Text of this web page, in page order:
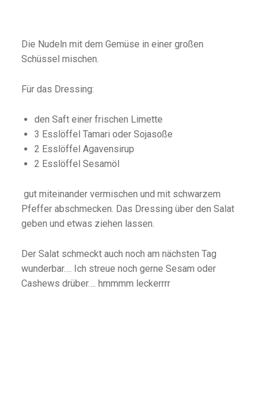
Die Nudeln mit dem Gemüse in einer großen
Schüssel mischen.
Für das Dressing:
den Saft einer frischen Limette
3 Esslöffel Tamari oder Sojasoße
2 Esslöffel Agavensirup
2 Esslöffel Sesamöl
gut miteinander vermischen und mit schwarzem
Pfeffer abschmecken. Das Dressing über den Salat
geben und etwas ziehen lassen.
Der Salat schmeckt auch noch am nächsten Tag
wunderbar…. Ich streue noch gerne Sesam oder
Cashews drüber…. hmmmm leckerrrr